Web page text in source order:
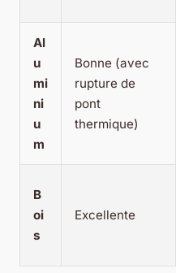
Al
u
mi
ni
u
m
Bonne (avec
rupture de
pont
thermique)
B
oi
s
Excellente